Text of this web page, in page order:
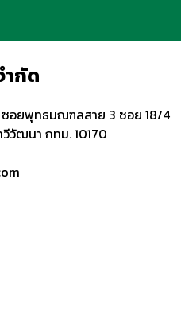
ำกัด
ซอยพุทธมณฑลสาย 3 ซอย 18/4
วัฒนา กทม. 10170